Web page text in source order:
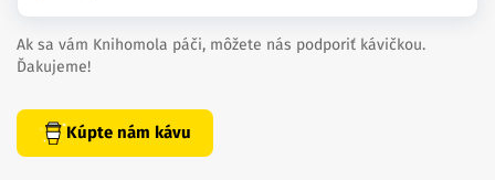
Ak sa vám Knihomola páči, môžete nás podporiť kávičkou.
Ďakujeme!
Kúpte nám kávu